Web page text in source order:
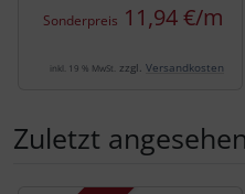
Sonderpreis 11,94 €/m
inkl. 19 % MwSt. zzgl. Versandkosten
Zuletzt angesehen